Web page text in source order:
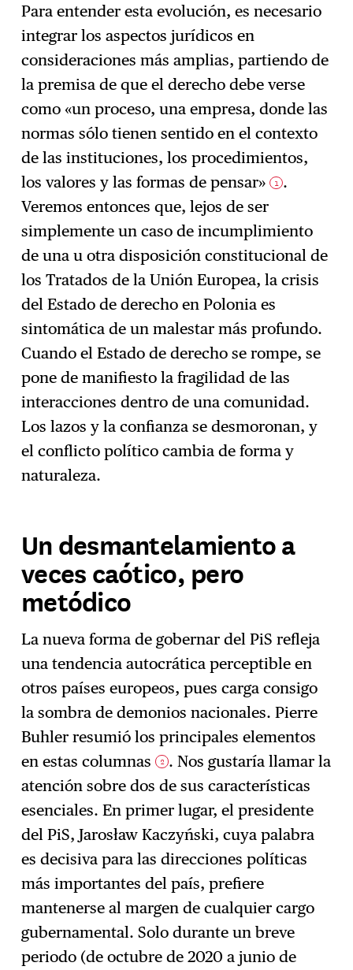
Para entender esta evolución, es necesario
integrar los aspectos jurídicos en
consideraciones más amplias, partiendo de
la premisa de que el derecho debe verse
como «un proceso, una empresa, donde las
normas sólo tienen sentido en el contexto
de las instituciones, los procedimientos,
los valores y las formas de pensar» 1 .
Veremos entonces que, lejos de ser
simplemente un caso de incumplimiento
de una u otra disposición constitucional de
los Tratados de la Unión Europea, la crisis
del Estado de derecho en Polonia es
sintomática de un malestar más profundo.
Cuando el Estado de derecho se rompe, se
pone de manifiesto la fragilidad de las
interacciones dentro de una comunidad.
Los lazos y la confianza se desmoronan, y
el conflicto político cambia de forma y
naturaleza.
Un desmantelamiento a
veces caótico, pero
metódico
La nueva forma de gobernar del PiS refleja
una tendencia autocrática perceptible en
otros países europeos, pues carga consigo
la sombra de demonios nacionales. Pierre
Buhler resumió los principales elementos
en estas columnas 2 . Nos gustaría llamar la
atención sobre dos de sus características
esenciales. En primer lugar, el presidente
del PiS, Jarosław Kaczyński, cuya palabra
es decisiva para las direcciones políticas
más importantes del país, prefiere
mantenerse al margen de cualquier cargo
gubernamental. Solo durante un breve
periodo (de octubre de 2020 a junio de